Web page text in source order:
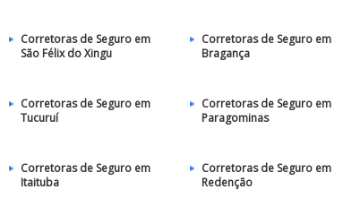
Corretoras de Seguro em
São Félix do Xingu
Corretoras de Seguro em
Bragança
Corretoras de Seguro em
Tucuruí
Corretoras de Seguro em
Paragominas
Corretoras de Seguro em
Itaituba
Corretoras de Seguro em
Redenção